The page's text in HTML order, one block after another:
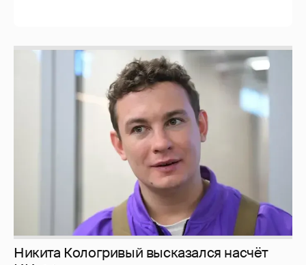
Никита Кологривый высказался насчёт